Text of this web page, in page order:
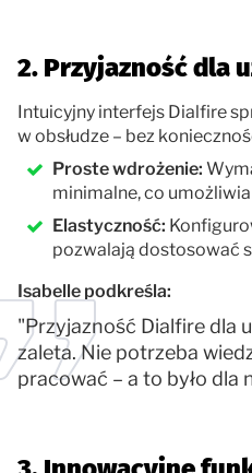
2. Przyjazność dla
Intuicyjny interfejs Dialfire
w obsłudze – bez
Proste wdrożenie:
minimalne, co
Elastyczność:
pozwalają dostosować
Isabelle podkreśla:
"Przyjazność Dialfire dla
zaleta. Nie potrzeba
pracować – a to było dla